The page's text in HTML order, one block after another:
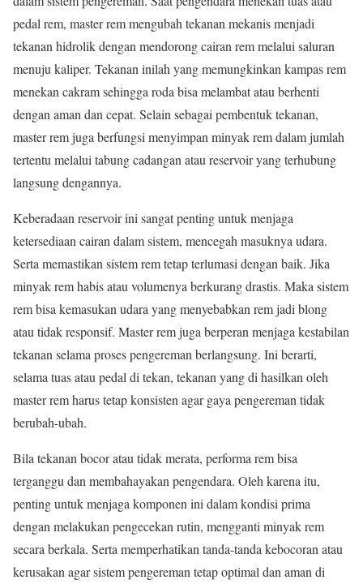
pedal rem, master rem mengubah tekanan mekanis menjadi
tekanan hidrolik dengan mendorong cairan rem melalui saluran
menuju kaliper. Tekanan inilah yang memungkinkan kampas rem
menekan cakram sehingga roda bisa melambat atau berhenti
dengan aman dan cepat. Selain sebagai pembentuk tekanan,
master rem juga berfungsi menyimpan minyak rem dalam jumlah
tertentu melalui tabung cadangan atau reservoir yang terhubung
langsung dengannya.
Keberadaan reservoir ini sangat penting untuk menjaga
ketersediaan cairan dalam sistem, mencegah masuknya udara.
Serta memastikan sistem rem tetap terlumasi dengan baik. Jika
minyak rem habis atau volumenya berkurang drastis. Maka sistem
rem bisa kemasukan udara yang menyebabkan rem jadi blong
atau tidak responsif. Master rem juga berperan menjaga kestabilan
tekanan selama proses pengereman berlangsung. Ini berarti,
selama tuas atau pedal di tekan, tekanan yang di hasilkan oleh
master rem harus tetap konsisten agar gaya pengereman tidak
berubah-ubah.
Bila tekanan bocor atau tidak merata, performa rem bisa
terganggu dan membahayakan pengendara. Oleh karena itu,
penting untuk menjaga komponen ini dalam kondisi prima
dengan melakukan pengecekan rutin, mengganti minyak rem
secara berkala. Serta memperhatikan tanda-tanda kebocoran atau
kerusakan agar sistem pengereman tetap optimal dan aman di